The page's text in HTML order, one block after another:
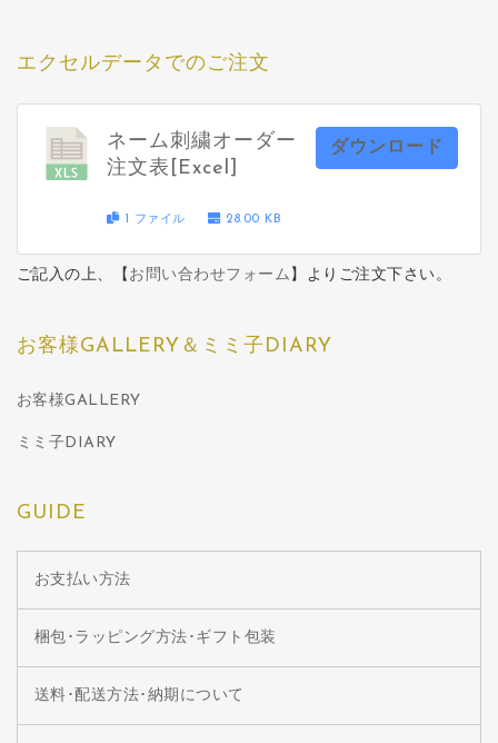
エクセルデータでのご注文
ネーム刺繍オーダー
注文表[Excel]
1 ファイル 28.00 KB
ダウンロード
ご記入の上、【 お問い合わせフォーム 】よりご注文下さい。
お客様GALLERY＆ミミ子DIARY
お客様GALLERY
ミミ子DIARY
GUIDE
お支払い方法
梱包･ラッピング方法･ギフト包装
送料･配送方法･納期について